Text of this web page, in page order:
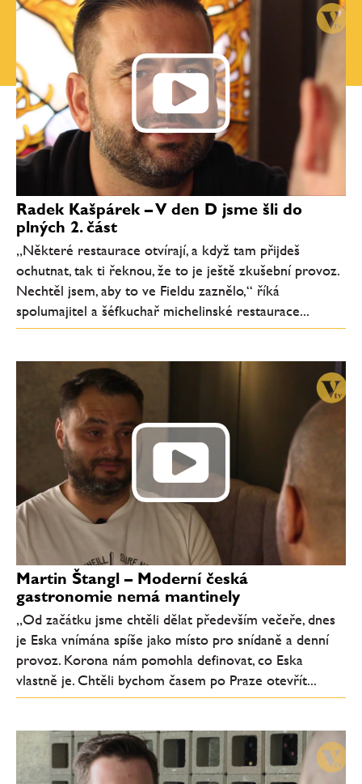
Radek Kašpárek – V den D jsme šli do
plných 2. část
„Některé restaurace otvírají, a když tam přijdeš
ochutnat, tak ti řeknou, že to je ještě zkušební provoz.
Nechtěl jsem, aby to ve Fieldu zaznělo,“ říká
spolumajitel a šéfkuchař michelinské restaurace...
Martin Štangl – Moderní česká
gastronomie nemá mantinely
„Od začátku jsme chtěli dělat především večeře, dnes
je Eska vnímána spíše jako místo pro snídaně a denní
provoz. Korona nám pomohla definovat, co Eska
vlastně je. Chtěli bychom časem po Praze otevřít...